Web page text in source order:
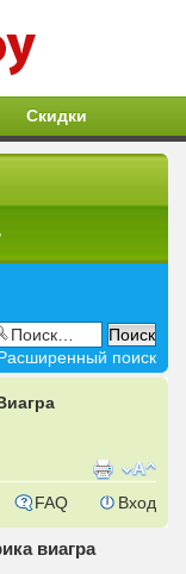
Скидки
поиск
FAQ Вход
виагра